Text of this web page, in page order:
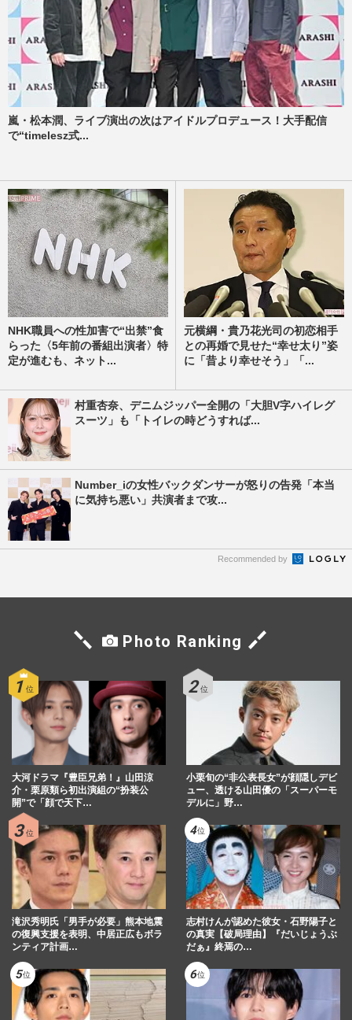
嵐・松本潤、ライブ演出の次はアイドルプロデュース！大手配信
で“timelesz式...
NHK職員への性加害で“出禁”食
らった〈5年前の番組出演者〉特
定が進むも、ネット...
元横綱・貴乃花光司の初恋相手
との再婚で見せた“幸せ太り”姿
に「昔より幸せそう」「...
村重杏奈、デニムジッパー全開の「大胆V字ハイレグ
スーツ」も「トイレの時どうすれば...
Number_iの女性バックダンサーが怒りの告発「本当
に気持ち悪い」共演者まで攻...
Recommended by
Photo Ranking
大河ドラマ『豊臣兄弟！』山田涼
介・栗原類ら初出演組の“扮装公
開”で「顔で天下…
小栗旬の“非公表長女”が顔隠しデビ
ュー、透ける山田優の「スーパーモ
デルに」野…
滝沢秀明氏「男手が必要」熊本地震
の復興支援を表明、中居正広もボラ
ンティア計画…
志村けんが認めた彼女・石野陽子と
の真実【破局理由】『だいじょうぶ
だぁ』終焉の…